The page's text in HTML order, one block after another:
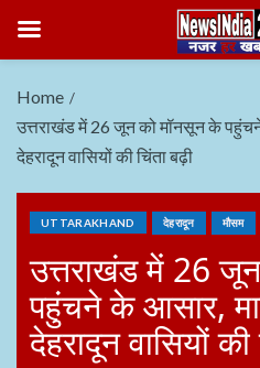
Home
उत्तराखंड में 26 जून को मॉनसून के
देहरादून वासियों की चिंता बढ़ी
UTTARAKHAND देहरादून मौसम
उत्तराखंड में 26
पहुंचने के आसार,
देहरादून वासियों की